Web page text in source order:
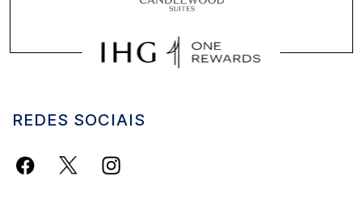
REDES SOCIAIS